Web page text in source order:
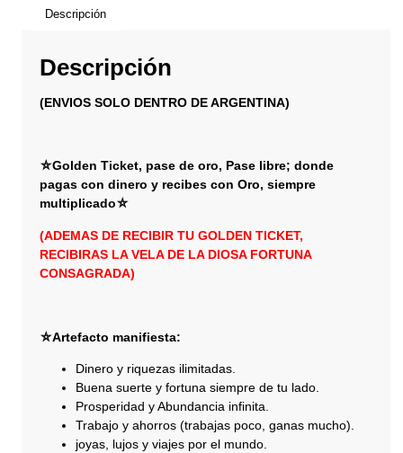
Descripción
Descripción
(ENVIOS SOLO DENTRO DE ARGENTINA)
⛤Golden Ticket, pase de oro, Pase libre; donde
pagas con dinero y recibes con Oro, siempre
multiplicado⛤
(ADEMAS DE RECIBIR TU GOLDEN TICKET,
RECIBIRAS LA VELA DE LA DIOSA FORTUNA
CONSAGRADA)
⛤Artefacto manifiesta:
Dinero y riquezas ilimitadas.
Buena suerte y fortuna siempre de tu lado.
Prosperidad y Abundancia infinita.
Trabajo y ahorros (trabajas poco, ganas mucho).
joyas, lujos y viajes por el mundo.